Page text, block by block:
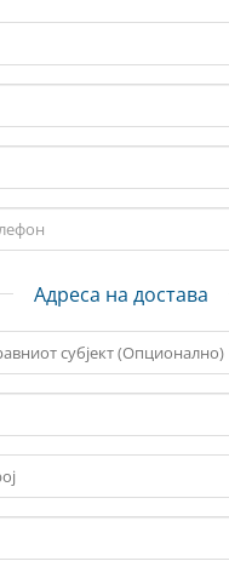
Адреса на достава